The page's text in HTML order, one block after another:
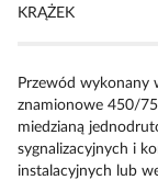
KRĄŻEK
Przewód wykonany
znamionowe 450/
miedzianą
sygnalizacyjnych i
instalacyjnych lub